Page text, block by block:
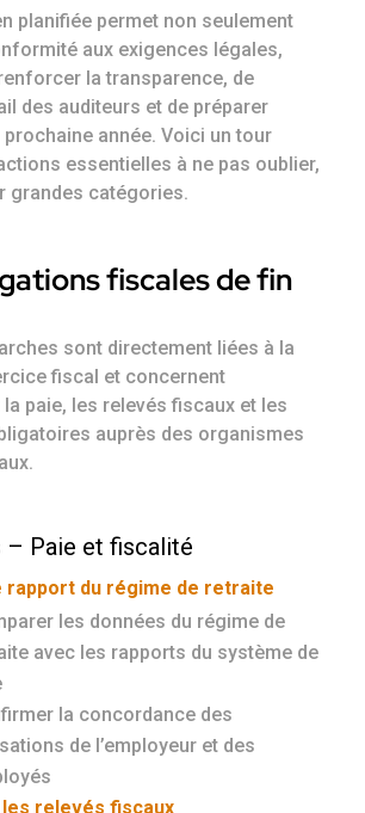
planifiée permet non seulement
aux exigences légales,
la transparence, de
des auditeurs et de préparer
année. Voici un tour
essentielles à ne pas oublier,
grandes catégories.
fiscales de fin
sont directement liées à la
fiscal et concernent
paie, les relevés fiscaux et les
auprès des organismes
Paie et fiscalité
rapport du régime de retraite
les données du régime de
avec les rapports du système de
la concordance des
de l’employeur et des
relevés fiscaux